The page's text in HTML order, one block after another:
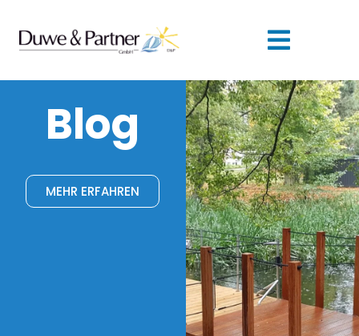
Blog
MEHR ERFAHREN